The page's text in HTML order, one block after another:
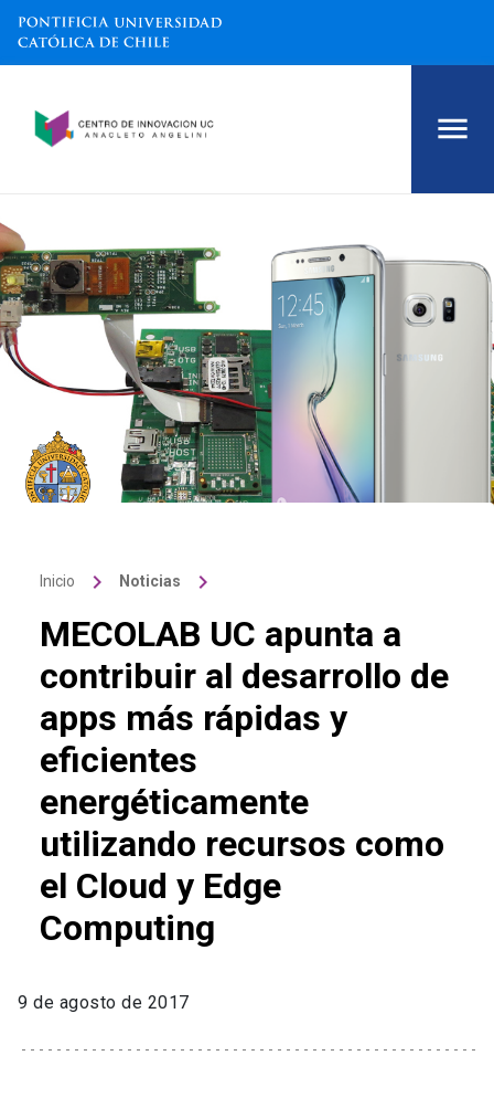
Inicio keyboard_arrow_right Noticias keyboard_arrow_right
MECOLAB UC apunta a
contribuir al desarrollo de
apps más rápidas y
eficientes
energéticamente
utilizando recursos como
el Cloud y Edge
Computing
9 de agosto de 2017